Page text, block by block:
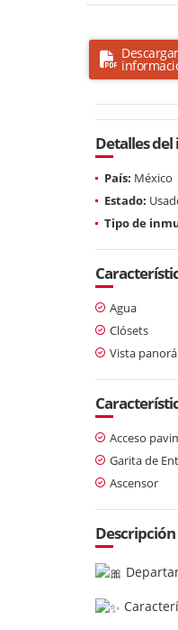
Descargar
Detalles
País: México
Estado:
Tipo de
Agua
Clósets
Vista
Acceso
Garita de
Ascensor